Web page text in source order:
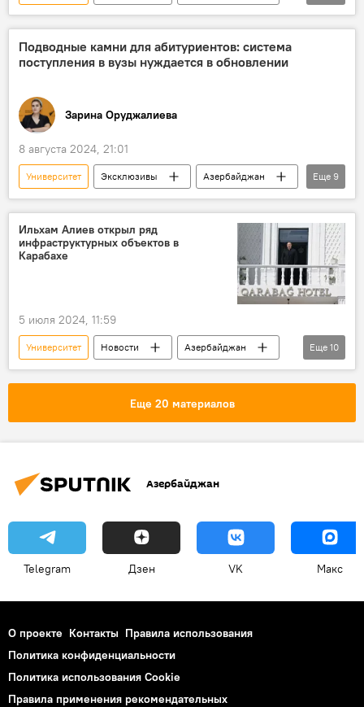
Общество
Государственный экзаменационный центр (ГЭЦ)
Вступительные экзамены
Подводные камни для абитуриентов: система
поступления в вузы нуждается в обновлении
Зарина Оруджалиева
8 августа 2024, 21:01
Университет Эксклюзивы
Азербайджан
Общество
Поступление
вузы
Образование
Экзамены
ГЭЦ
школьная программа
Эксперты
Еще 9
Ильхам Алиев открыл ряд
инфраструктурных объектов в
Карабахе
5 июля 2024, 11:59
Университет Новости
Азербайджан
Ильхам Алиев
Поездка
Ханкенди
Открытие
Отель
Президент Азербайджана
Шуша
Еще 10
Еще 20 материалов
Азербайджан
Telegram Дзен VK Макс
О проекте Контакты Правила использования
Политика конфиденциальности
Политика использования Cookie
Правила применения рекомендательных